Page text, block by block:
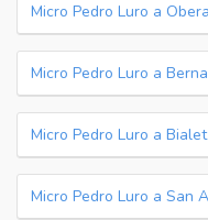
Micro Pedro Luro a Obera
Micro Pedro Luro a
Micro Pedro Luro a
Micro Pedro Luro a San